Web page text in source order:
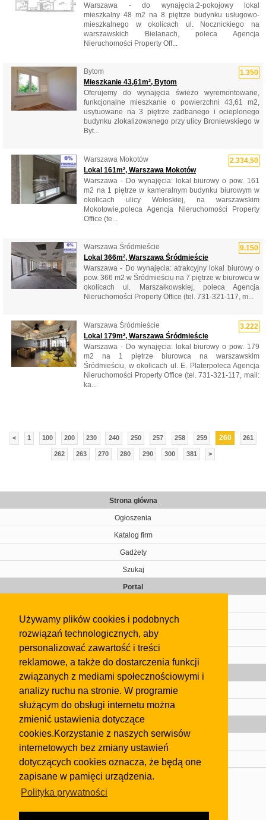
Używamy plików cookies i podobnych
rozwiązań technologicznych, aby
personalizować zawartość i treści
reklamowe, a także do dostarczenia funkcji
związanych z mediami społecznościowymi i
analizy ruchu na stronie. W programie
służącym do obsługi internetu można
zmienić ustawienia dotyczące
cookies.Korzystanie z naszych serwisów
internetowych bez zmiany ustawień
dotyczących cookies oznacza, że będą one
zapisane w pamięci urządzenia.
Polityka prywatności
Warszawa - do wynajęcia:2-pokojowy lokal
mieszkalny 48 m2 na 8 piętrze budynku usługowo-
mieszkalnego w okolicach ul. Nocznickiego na
warszawskich Bielanach, poleca Agencja
Nieruchomości Property Off...
1.350
Bytom
Mieszkanie 43,61m², Bytom
Oferujemy do wynajęcia świeżo wyremontowane,
funkcjonalne mieszkanie o powierzchni 43,61 m2,
usytuowane na 3 piętrze zadbanego i ocieplonego
budynku zlokalizowanego przy ulicy Broniewskiego w
Byt...
2.334,50
Warszawa Mokotów
Lokal 161m², Warszawa Mokotów
Warszawa - Do wynajęcia: lokal biurowy o pow. 161
m2 na 1 piętrze w kameralnym budynku biurowym w
okolicach ulicy Wołoskiej, na warszawskim
Mokotowie,poleca Agencja Nieruchomości Property
Office (te...
9.150
Warszawa Śródmieście
Lokal 366m², Warszawa Śródmieście
Warszawa - Do wynajęcia: atrakcyjny lokal biurowy o
pow. 366 m2 w Śródmieściu na 7 piętrze w biurowcu w
okolicach ul. Marszałkowskiej, poleca Agencja
Nieruchomości Property Office (tel. 731-321-117, m...
3.222
Warszawa Śródmieście
Lokal 179m², Warszawa Śródmieście
Warszawa - Do wynajęcia: lokal biurowy o pow. 179
m2 na 1 piętrze biurowca na warszawskim
Śródmieściu, w okolicach ul. E. Platerpoleca Agencja
Nieruchomości Property Office (tel. 731-321-117, mail:
ka...
< 1 100 200 230 240 250 257 258 259 260 261
262 263 270 280 290 300 381 >
Strona główna
Ogłoszenia
Katalog firm
Gadżety
Szukaj
Portal
Kontakt
Regulamin
Gazeta
Olkusz
Kontakt
Strefa dla biznesu
Biura nieruchomości
Dealerzy i autokomisy
Skontaktuj się z nami
regulaminuiPolityki Prywatności.